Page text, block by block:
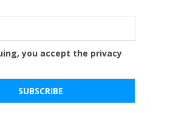
you accept the privacy